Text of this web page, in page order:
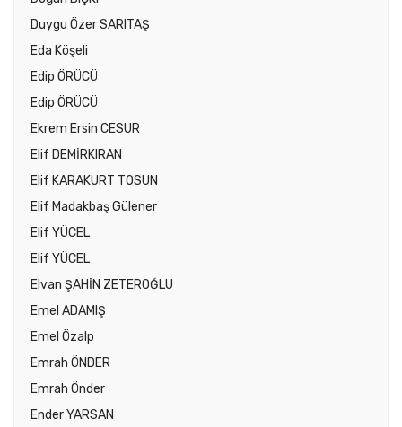
Duygu Özer SARITAŞ
Eda Köşeli
Edip ÖRÜCÜ
Edip ÖRÜCÜ
Ekrem Ersin CESUR
Elif DEMİRKIRAN
Elif KARAKURT TOSUN
Elif Madakbaş Gülener
Elif YÜCEL
Elif YÜCEL
Elvan ŞAHİN ZETEROĞLU
Emel ADAMIŞ
Emel Özalp
Emrah ÖNDER
Emrah Önder
Ender YARSAN